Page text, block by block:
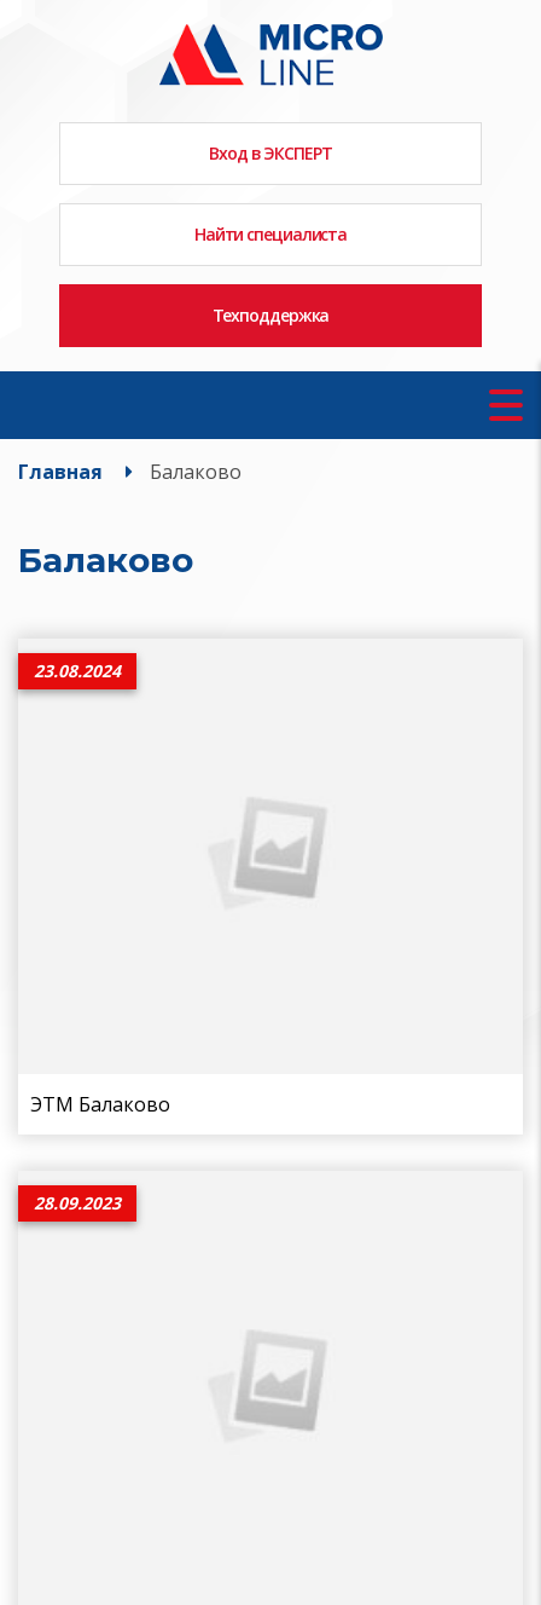
Вход в ЭКСПЕРТ
Найти специалиста
Техподдержка
Главная Балаково
Балаково
23.08.2024
ЭТМ Балаково
28.09.2023